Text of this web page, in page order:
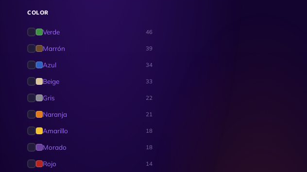
COLOR
Verde 46
Marrón 39
Azul 34
Beige 33
Gris 22
Naranja 21
Amarillo 18
Morado 18
Rojo 14